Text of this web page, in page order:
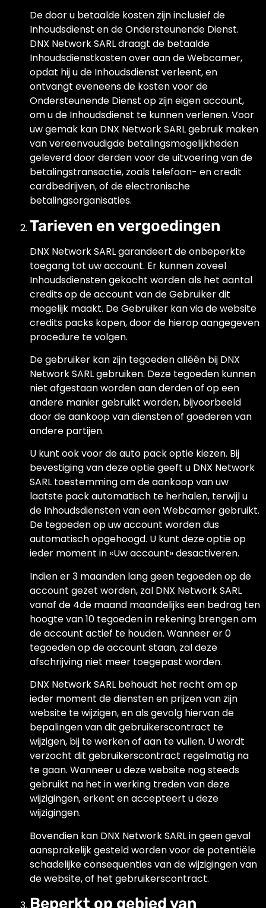
De door u betaalde kosten zijn inclusief de
Inhoudsdienst en de Ondersteunende Dienst.
DNX Network SARL draagt de betaalde
Inhoudsdienstkosten over aan de Webcamer,
opdat hij u de Inhoudsdienst verleent, en
ontvangt eveneens de kosten voor de
Ondersteunende Dienst op zijn eigen account,
om u de Inhoudsdienst te kunnen verlenen. Voor
uw gemak kan DNX Network SARL gebruik maken
van vereenvoudigde betalingsmogelijkheden
geleverd door derden voor de uitvoering van de
betalingstransactie, zoals telefoon- en credit
cardbedrijven, of de electronische
betalingsorganisaties.
Tarieven en vergoedingen
DNX Network SARL garandeert de onbeperkte
toegang tot uw account. Er kunnen zoveel
Inhoudsdiensten gekocht worden als het aantal
credits op de account van de Gebruiker dit
mogelijk maakt. De Gebruiker kan via de website
credits packs kopen, door de hierop aangegeven
procedure te volgen.
De gebruiker kan zijn tegoeden alléén bij DNX
Network SARL gebruiken. Deze tegoeden kunnen
niet afgestaan worden aan derden of op een
andere manier gebruikt worden, bijvoorbeeld
door de aankoop van diensten of goederen van
andere partijen.
U kunt ook voor de auto pack optie kiezen. Bij
bevestiging van deze optie geeft u DNX Network
SARL toestemming om de aankoop van uw
laatste pack automatisch te herhalen, terwijl u
de Inhoudsdiensten van een Webcamer gebruikt.
De tegoeden op uw account worden dus
automatisch opgehoogd. U kunt deze optie op
ieder moment in «Uw account» desactiveren.
Indien er 3 maanden lang geen tegoeden op de
account gezet worden, zal DNX Network SARL
vanaf de 4de maand maandelijks een bedrag ten
hoogte van 10 tegoeden in rekening brengen om
de account actief te houden. Wanneer er 0
tegoeden op de account staan, zal deze
afschrijving niet meer toegepast worden.
DNX Network SARL behoudt het recht om op
ieder moment de diensten en prijzen van zijn
website te wijzigen, en als gevolg hiervan de
bepalingen van dit gebruikerscontract te
wijzigen, bij te werken of aan te vullen. U wordt
verzocht dit gebruikerscontract regelmatig na
te gaan. Wanneer u deze website nog steeds
gebruikt na het in werking treden van deze
wijzigingen, erkent en accepteert u deze
wijzigingen.
Bovendien kan DNX Network SARL in geen geval
aansprakelijk gesteld worden voor de potentiële
schadelijke consequenties van de wijzigingen van
de website, of het gebruikerscontract.
Beperkt op gebied van